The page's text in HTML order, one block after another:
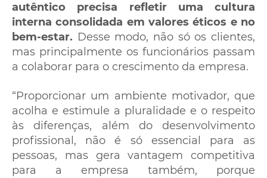
autêntico precisa refletir uma cultura
interna consolidada em valores éticos e no
bem-estar. Desse modo, não só os clientes,
mas principalmente os funcionários passam
a colaborar para o crescimento da empresa.
“Proporcionar um ambiente motivador, que
acolha e estimule a pluralidade e o respeito
às diferenças, além do desenvolvimento
profissional, não é só essencial para as
pessoas, mas gera vantagem competitiva
para a empresa também, porque